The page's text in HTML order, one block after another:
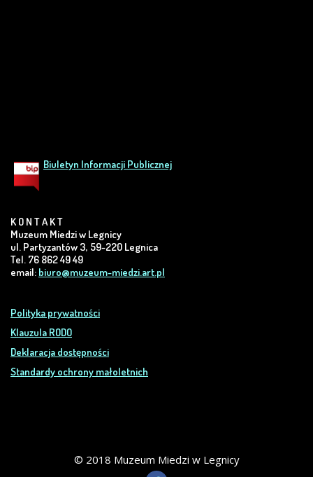
Biuletyn Informacji Publicznej
K O N T A K T
Muzeum Miedzi w Legnicy
ul. Partyzantów 3, 59-220 Legnica
Tel. 76 862 49 49
email: biuro@muzeum-miedzi.art.pl
Polityka prywatności
Klauzula RODO
Deklaracja dostępności
Standardy ochrony małoletnich
© 2018 Muzeum Miedzi w Legnicy